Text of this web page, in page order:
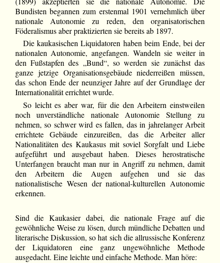
Bundisten begannen zum erstenmal 1901 vernehmlich über
nationale Autonomie zu reden, den organisatorischen
Föderalismus aber praktizierten sie bereits ab 1897.
Die kaukasischen Liquidatoren haben beim Ende, bei der
nationalen Autonomie, angefangen. Wandeln sie weiter in
den Fußstapfen des „Bund“, so werden sie zunächst das
ganze jetzige Organisationsgebäude niederreißen müssen,
das schon Ende der neunziger Jahre auf der Grundlage der
Internationalität errichtet wurde.
So leicht es aber war, für die den Arbeitern einstweilen
noch unverständliche nationale Autonomie Stellung zu
nehmen, so schwer wird es fallen, das in jahrelanger Arbeit
errichtete Gebäude einzureißen, das die Arbeiter aller
Nationalitäten des Kaukasus mit soviel Sorgfalt und Liebe
aufgeführt und ausgebaut haben. Dieses herostratische
Unterfangen braucht man nur in Angriff zu nehmen, damit
den Arbeitern die Augen aufgehen und sie das
nationalistische Wesen der national-kulturellen Autonomie
erkennen.
Sind die Kaukasier dabei, die nationale Frage auf die
gewöhnliche Weise zu lösen, durch mündliche Debatten und
literarische Diskussion, so hat sich die allrussische Konferenz
der Liquidatoren eine ganz ungewöhnliche Methode
ausgedacht. Eine leichte und einfache Methode. Man höre: